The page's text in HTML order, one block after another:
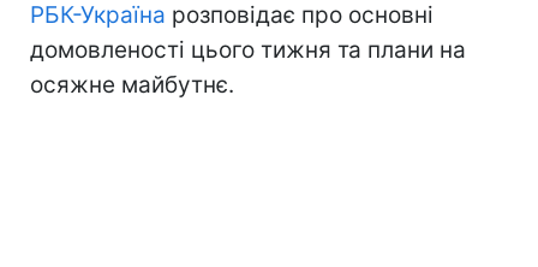
РБК-Україна розповідає про основні
домовленості цього тижня та плани на
осяжне майбутнє.